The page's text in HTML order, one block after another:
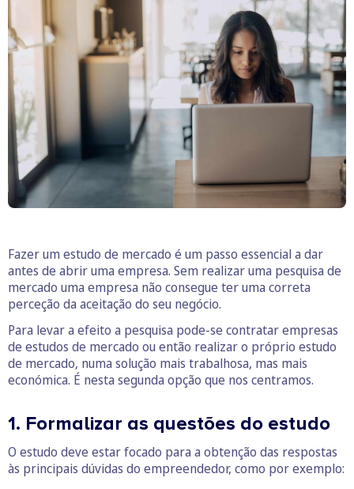
Fazer um estudo de mercado é um passo essencial a dar
antes de abrir uma empresa. Sem realizar uma pesquisa de
mercado uma empresa não consegue ter uma correta
perceção da aceitação do seu negócio.
Para levar a efeito a pesquisa pode-se contratar empresas
de estudos de mercado ou então realizar o próprio estudo
de mercado, numa solução mais trabalhosa, mas mais
económica. É nesta segunda opção que nos centramos.
1. Formalizar as questões do estudo
O estudo deve estar focado para a obtenção das respostas
às principais dúvidas do empreendedor, como por exemplo: